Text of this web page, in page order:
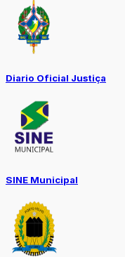
Diario Oficial Justiça
SINE Municipal